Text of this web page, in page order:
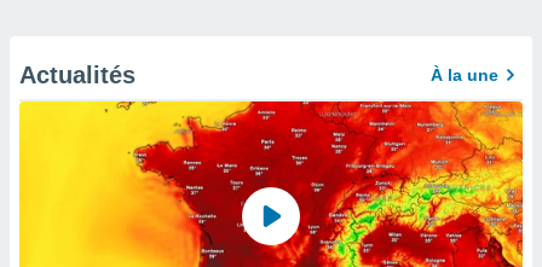
Actualités À la une